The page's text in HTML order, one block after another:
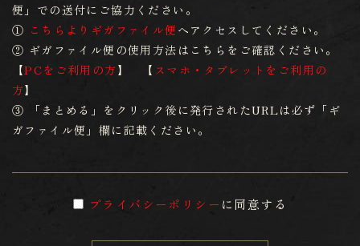
便」での送付にご協力ください。
① こちらよりギガファイル便 へアクセスしてください。
② ギガファイル便の使用方法はこちらをご確認ください。
【PCをご利用の方】 【 スマホ・タブレットをご利用の
方】
③ 「まとめる」をクリック後に発行されたURLは必ず「ギ
ガファイル便」欄に記載ください。​​​​​
プライバシーポリシー に同意する